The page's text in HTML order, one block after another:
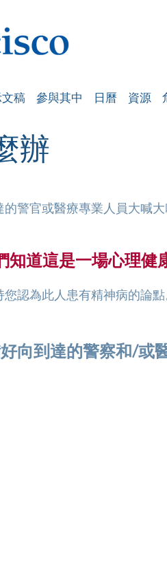
稿 參與其中 日曆 資源
辦
警官或醫療專業人員大喊
知道這是一場心理健
認為此人患有精神病的論
向到達的警察和/或